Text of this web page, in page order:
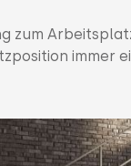
zum
immer